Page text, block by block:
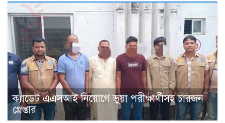
ক্যাডেট এএসআই নিয়োগে ভুয়া পরীক্ষার্থীসহ চারজন
গ্রেপ্তার